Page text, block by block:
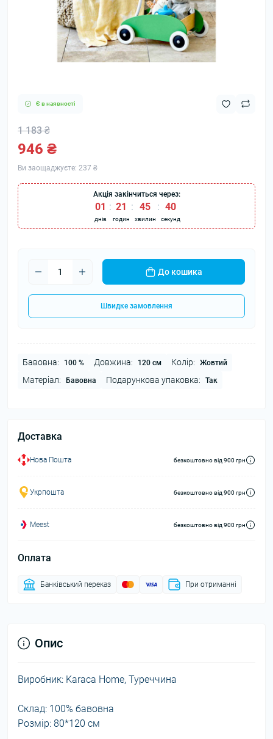
Є в наявності
1 183 ₴
946 ₴
Ви заощаджуєте: 237 ₴
Акція закінчиться через:
01
днів
21
годин
45
хвилин
40
секунд
До кошика
Швидке замовлення
Бавовна: 100 % Довжина: 120 см Колір: Жовтий
Матеріал: Бавовна Подарункова упаковка: Так
Доставка
Нова Пошта безкоштовно від 900 грн
Укрпошта безкоштовно від 900 грн
Meest безкоштовно від 900 грн
Оплата
Банківський переказ При отриманні
Опис
Виробник: Karaca Home, Туреччина
Склад: 100% бавовна
Розмір: 80*120 см